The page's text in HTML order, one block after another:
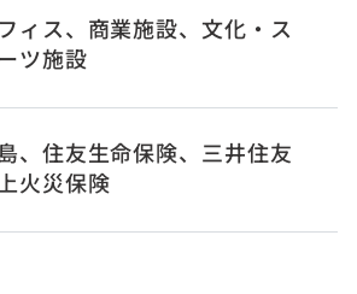
ィス、商業施設、文化・ス
ツ施設
、住友生命保険、三井住友
火災保険